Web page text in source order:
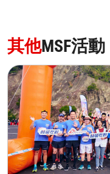
其他MSF活動